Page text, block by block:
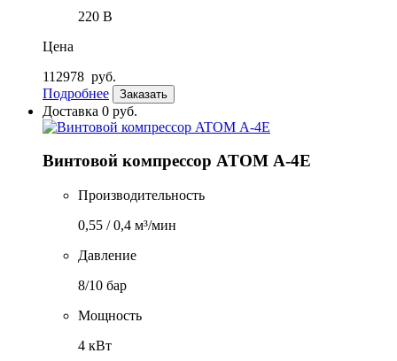
220 В
Цена
112978 руб.
Подробнее
Заказать
Доставка 0 руб.
Винтовой компрессор ATOM А-4Е
Производительность
0,55 / 0,4 м³/мин
Давление
8/10 бар
Мощность
4 кВт